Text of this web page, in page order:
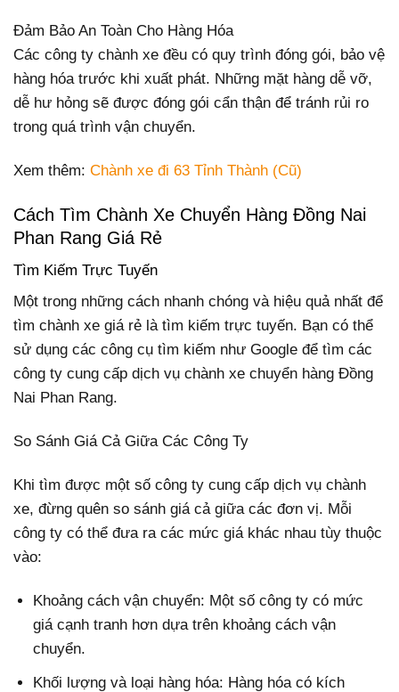
Đảm Bảo An Toàn Cho Hàng Hóa
Các công ty chành xe đều có quy trình đóng gói, bảo vệ
hàng hóa trước khi xuất phát. Những mặt hàng dễ vỡ,
dễ hư hỏng sẽ được đóng gói cẩn thận để tránh rủi ro
trong quá trình vận chuyển.
Xem thêm: Chành xe đi 63 Tỉnh Thành (Cũ)
Cách Tìm Chành Xe Chuyển Hàng Đồng Nai
Phan Rang Giá Rẻ
Tìm Kiếm Trực Tuyến
Một trong những cách nhanh chóng và hiệu quả nhất để
tìm chành xe giá rẻ là tìm kiếm trực tuyến. Bạn có thể
sử dụng các công cụ tìm kiếm như Google để tìm các
công ty cung cấp dịch vụ chành xe chuyển hàng Đồng
Nai Phan Rang.
So Sánh Giá Cả Giữa Các Công Ty
Khi tìm được một số công ty cung cấp dịch vụ chành
xe, đừng quên so sánh giá cả giữa các đơn vị. Mỗi
công ty có thể đưa ra các mức giá khác nhau tùy thuộc
vào:
Khoảng cách vận chuyển: Một số công ty có mức
giá cạnh tranh hơn dựa trên khoảng cách vận
chuyển.
Khối lượng và loại hàng hóa: Hàng hóa có kích